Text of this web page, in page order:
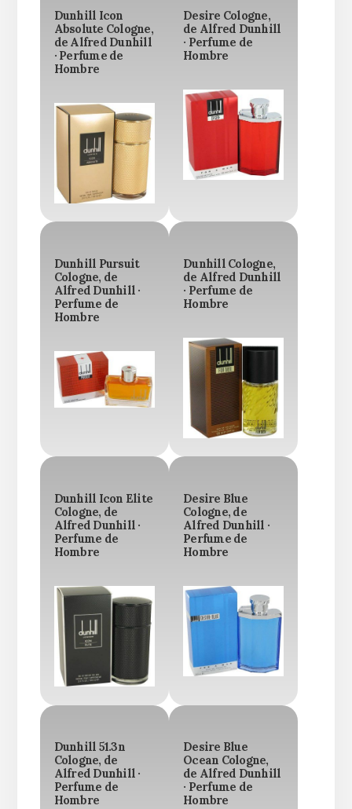
Dunhill Icon
Absolute Cologne,
de Alfred Dunhill
· Perfume de
Hombre
Desire Cologne,
de Alfred Dunhill
· Perfume de
Hombre
Dunhill Pursuit
Cologne, de
Alfred Dunhill ·
Perfume de
Hombre
Dunhill Cologne,
de Alfred Dunhill
· Perfume de
Hombre
Dunhill Icon Elite
Cologne, de
Alfred Dunhill ·
Perfume de
Hombre
Desire Blue
Cologne, de
Alfred Dunhill ·
Perfume de
Hombre
Dunhill 51.3n
Cologne, de
Alfred Dunhill ·
Perfume de
Hombre
Desire Blue
Ocean Cologne,
de Alfred Dunhill
· Perfume de
Hombre